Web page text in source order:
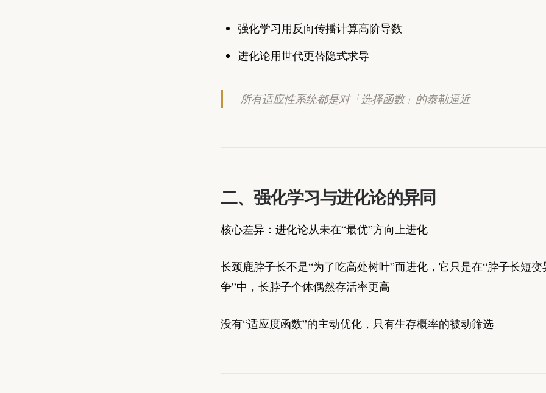
强化学习用反向传播计算高阶导数
进化论用世代更替隐式求导
所有适应性系统都是对「选择函数」的泰勒逼近
二、强化学习与进化论的异同
核心差异：进化论从未在“最优”方向上进化
长颈鹿脖子长不是“为了吃高处树叶”而进化，它只是在“脖子长短
争”中，长脖子个体偶然存活率更高
没有“适应度函数”的主动优化，只有生存概率的被动筛选